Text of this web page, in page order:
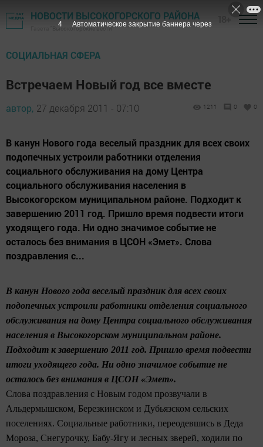
НОВОСТИ ВЫСОКОГОРСКОГО РАЙОНА
Газета "Высокогорские вести"
СОЦИАЛЬНАЯ СФЕРА
Встречаем Новый год все вместе
автор, 27 декабря 2011 - 07:10 1211 0 0
В канун Нового года веселый праздник для всех своих
подопечных устроили работники отделения
социального обслуживания на дому Центра
социального обслуживания населения в
Высокогорском муниципальном районе. Подходит к
завершению 2011 год. Пришло время подвести итоги
уходящего года. Ни одно значимое событие не
осталось без внимания в ЦСОН «Эмет». Слова
поздравления с...
В канун Нового года веселый праздник для всех своих
подопечных устроили работники отделения социального
обслуживания на дому Центра социального обслуживания
населения в Высокогорском муниципальном районе.
Подходит к завершению 2011 год. Пришло время подвести
итоги уходящего года. Ни одно значимое событие не
осталось без внимания в ЦСОН «Эмет».
Слова поздравления с Новым годом прозвучали в
Альдермышском, Березкинском и Дубьязском сельских
поселениях. Социальные работники, переодевшись в Деда
Мороза, Снегурочку, Бабу-Ягу и лесных зверей, ходили по
3 Автоматическое закрытие баннера через